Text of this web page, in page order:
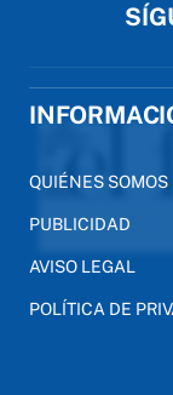
QUIÉNES SOMOS
PUBLICIDAD
AVISO LEGAL
POLÍTICA DE